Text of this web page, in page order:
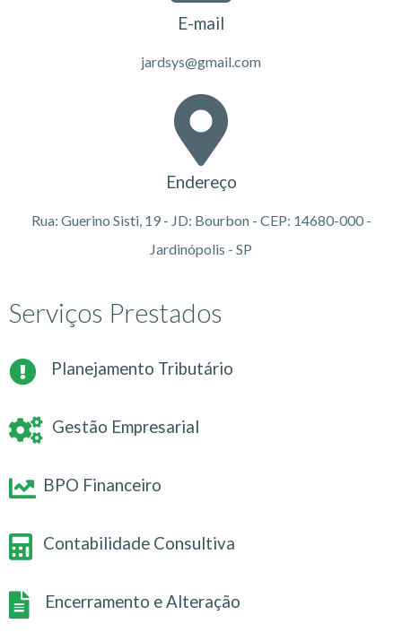
E-mail
jardsys@gmail.com
Endereço
Rua: Guerino Sisti, 19 - JD: Bourbon - CEP: 14680-000 -
Jardinópolis - SP
Serviços Prestados
Planejamento Tributário
Gestão Empresarial
BPO Financeiro
Contabilidade Consultiva
Encerramento e Alteração